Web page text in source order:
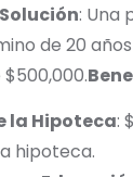
Solución: Una
de 20
la Hipoteca:
hipoteca.